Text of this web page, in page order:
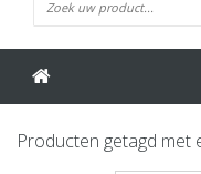
Producten getagd met